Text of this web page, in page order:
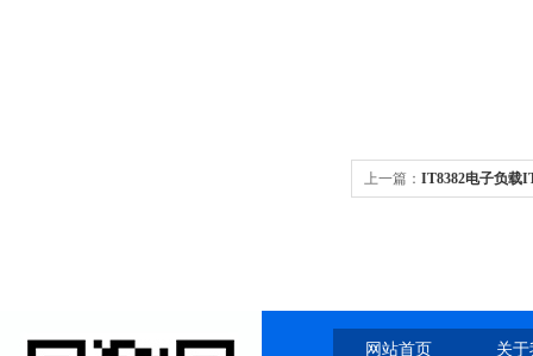
上一篇： IT8382电子负载
网站首页 关